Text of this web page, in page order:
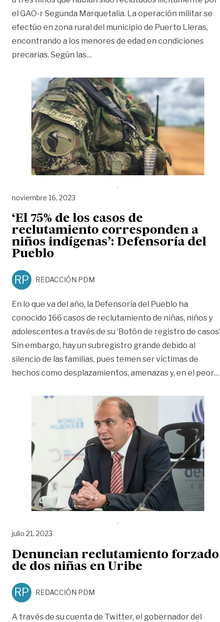
el GAO-r Segunda Marquetalia. La operación militar se
efectúo en zona rural del municipio de Puerto Lleras,
encontrando a los menores de edad en condiciones
precarias. Según las…
noviembre 16, 2023
‘El 75% de los casos de
reclutamiento corresponden a
niños indígenas’: Defensoría del
Pueblo
RP REDACCIÓN PDM
En lo que va del año, la Defensoría del Pueblo ha
conocido 166 casos de reclutamiento de niñas, niños y
adolescentes a través de su ‘Botón de registro de
Sin embargo, hay un subregistro grande debido al
silencio de las familias, pues temen ser víctimas de
hechos como desplazamientos, amenazas y, en el peor…
julio 21, 2023
Denuncian reclutamiento forzado
de dos niñas en Uribe
RP REDACCIÓN PDM
A través de su cuenta de Twitter, el gobernador del